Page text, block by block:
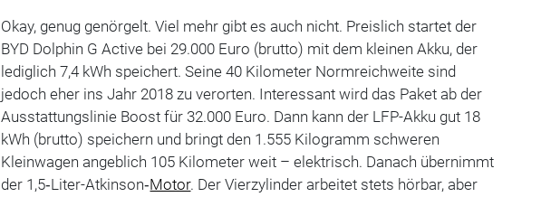
Okay, genug genörgelt. Viel mehr gibt es auch nicht. Preislich startet der
BYD Dolphin G Active bei 29.000 Euro (brutto) mit dem kleinen Akku, der
lediglich 7,4 kWh speichert. Seine 40 Kilometer Normreichweite sind
jedoch eher ins Jahr 2018 zu verorten. Interessant wird das Paket ab der
Ausstattungslinie Boost für 32.000 Euro. Dann kann der LFP-Akku gut 18
kWh (brutto) speichern und bringt den 1.555 Kilogramm schweren
Kleinwagen angeblich 105 Kilometer weit – elektrisch. Danach übernimmt
der 1,5‑Liter-Atkinson‑Motor. Der Vierzylinder arbeitet stets hörbar, aber